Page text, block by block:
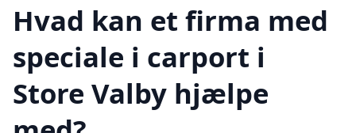
Hvad kan et firma med
speciale i carport i
Store Valby hjælpe